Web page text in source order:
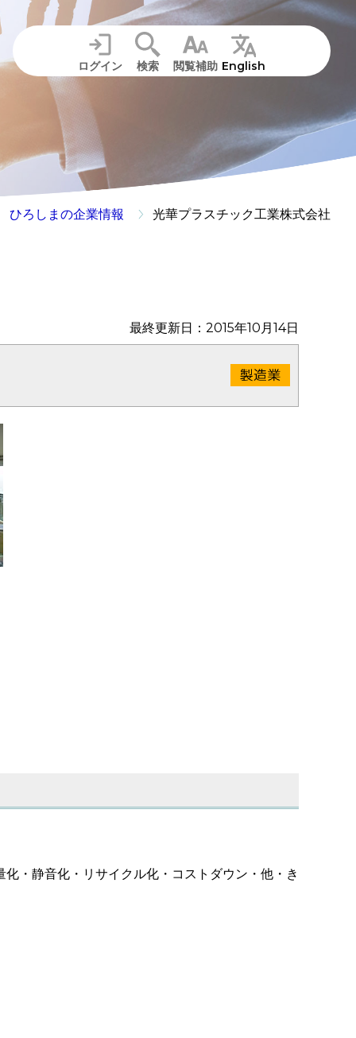
ログイン 検索 閲覧補助 English
ひろしまの企業情報 光華プラスチック工業株式会社
最終更新日：2015年10月14日
・静音化・リサイクル化・コストダウン・他・き